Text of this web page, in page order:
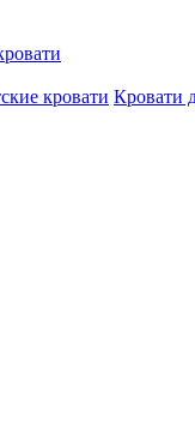
кровати Кровати